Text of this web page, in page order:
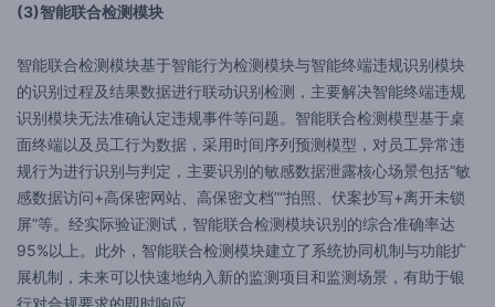
(3)智能联合检测模块
智能联合检测模块基于智能行为检测模块与智能终端违规识别模块
的识别过程及结果数据进行联动识别检测，主要解决智能终端违规
识别模块无法准确认定违规事件等问题。智能联合检测模型基于桌
面终端以及员工行为数据，采用时间序列预测模型，对员工异常违
规行为进行识别与判定，主要识别的敏感数据泄露核心场景包括“敏
感数据访问+高保密网站、高保密文档”“拍照、伏案抄写+离开未锁
屏”等。经实际验证测试，智能联合检测模块识别的综合准确率达
95%以上。此外，智能联合检测模块建立了系统协同机制与功能扩
展机制，未来可以快速地纳入新的监测项目和监测场景，有助于银
行对合规要求的即时响应。